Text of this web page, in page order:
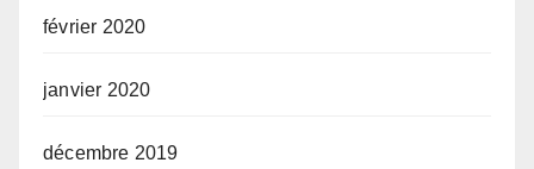
février 2020
janvier 2020
décembre 2019